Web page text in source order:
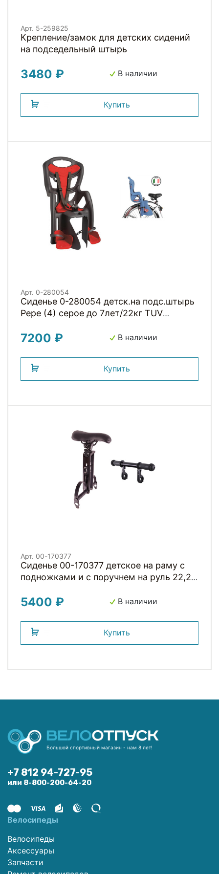
Арт. 5-259825
Крепление/замок для детских сидений
на подседельный штырь
3480 ₽ В наличии
Купить
Арт. 0-280054
Сиденье 0-280054 детск.на подс.штырь
Pepe (4) серое до 7лет/22кг TUV
7200 ₽ В наличии
Купить
Арт. 00-170377
Сиденье 00-170377 детское на раму с
подножками и с поручнем на руль 22,2-
5400 ₽ В наличии
Купить
Большой спортивный магазин - нам 8 лет!
+7 812 94-727-95
или 8-800-200-64-20
Велосипеды
Велосипеды
Аксессуары
Запчасти